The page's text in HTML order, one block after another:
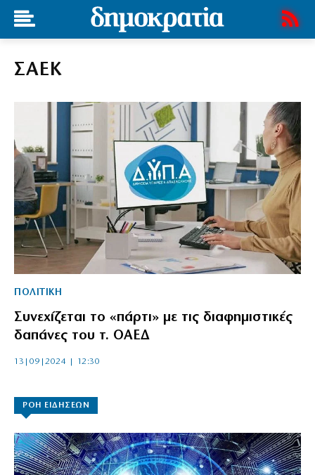
ΣΑΕΚ
ΠΟΛΙΤΙΚΗ
Συνεχίζεται το «πάρτι» με τις διαφημιστικές
δαπάνες του τ. ΟΑΕΔ
13|09|2024 | 12:30
ΡΟΗ ΕΙΔΗΣΕΩΝ